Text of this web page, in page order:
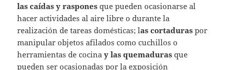
las caídas y raspones que pueden ocasionarse al
hacer actividades al aire libre o durante la
realización de tareas domésticas; las cortaduras por
manipular objetos afilados como cuchillos o
herramientas de cocinay las quemaduras que
pueden ser ocasionadas por la exposición